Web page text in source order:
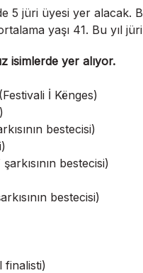
jüri üyesi yer alacak.
yaşı 41. Bu yıl
isimlerde yer alıyor.
İ Kënges)
bestecisi)
bestecisi)
bestecisi)
finalisti)